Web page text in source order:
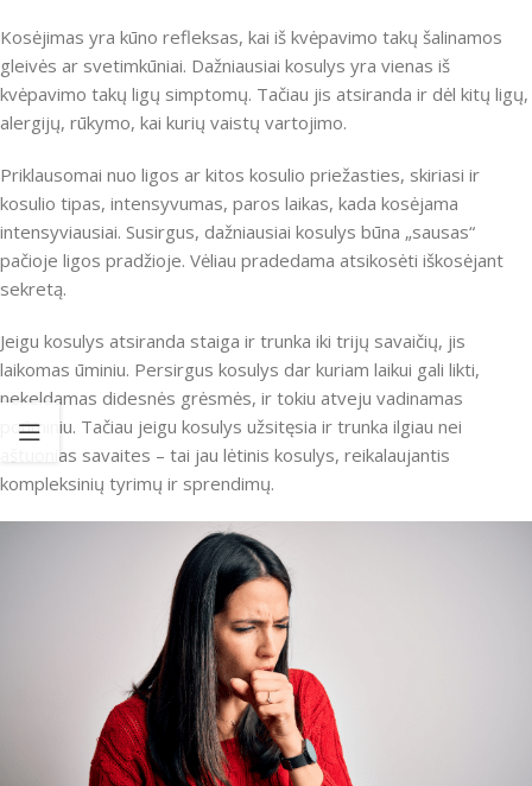
Kosėjimas yra kūno refleksas, kai iš kvėpavimo takų šalinamos
gleivės ar svetimkūniai. Dažniausiai kosulys yra vienas iš
kvėpavimo takų ligų simptomų. Tačiau jis atsiranda ir dėl kitų ligų,
alergijų, rūkymo, kai kurių vaistų vartojimo.
Priklausomai nuo ligos ar kitos kosulio priežasties, skiriasi ir
kosulio tipas, intensyvumas, paros laikas, kada kosėjama
intensyviausiai. Susirgus, dažniausiai kosulys būna „sausas“
pačioje ligos pradžioje. Vėliau pradedama atsikosėti iškosėjant
sekretą.
Jeigu kosulys atsiranda staiga ir trunka iki trijų savaičių, jis
laikomas ūminiu. Persirgus kosulys dar kuriam laikui gali likti,
nekeldamas didesnės grėsmės, ir tokiu atveju vadinamas
poūminiu. Tačiau jeigu kosulys užsitęsia ir trunka ilgiau nei
aštuonias savaites – tai jau lėtinis kosulys, reikalaujantis
kompleksinių tyrimų ir sprendimų.